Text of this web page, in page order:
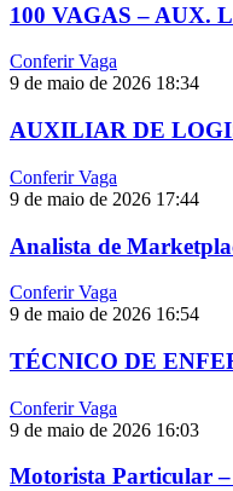
100 VAGAS – AUX.
Conferir Vaga
9 de maio de 2026 18:34
AUXILIAR DE
Conferir Vaga
9 de maio de 2026 17:44
Analista de
Conferir Vaga
9 de maio de 2026 16:54
TÉCNICO DE
Conferir Vaga
9 de maio de 2026 16:03
Motorista Particular –